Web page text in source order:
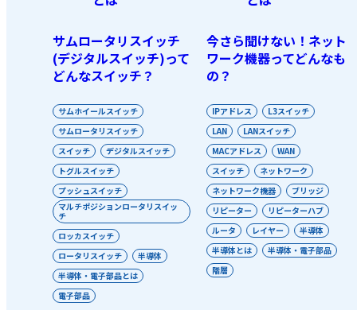
サムロータリスイッチ
(デジタルスイッチ)って
どんなスイッチ？
サムホイールスイッチ
サムロータリスイッチ
スイッチ
デジタルスイッチ
トグルスイッチ
プッシュスイッチ
マルチポジションロータリスイッ
チ
ロッカスイッチ
ロータリスイッチ
半導体
半導体・電子部品とは
電子部品
今さら聞けない！ネット
ワーク機器ってどんなも
の？
IPアドレス
L3スイッチ
LAN
LANスイッチ
MACアドレス
WAN
スイッチ
ネットワーク
ネットワーク機器
ブリッジ
リピーター
リピーターハブ
ルータ
レイヤー
半導体
半導体とは
半導体・電子部品
階層